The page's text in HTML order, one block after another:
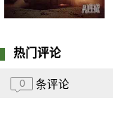
热门评论
0 条评论